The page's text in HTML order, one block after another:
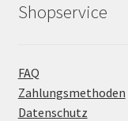
Shopservice
FAQ
Zahlungsmethoden
Datenschutz